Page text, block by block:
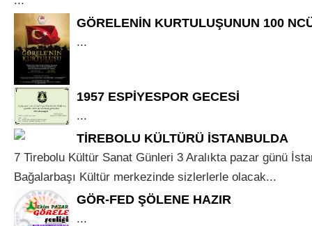
GÖRELENİN KURTULUŞUNUN 100
...
1957 ESPİYESPOR GECESİ
...
TİREBOLU KÜLTÜRÜ İSTANBULDA
7 Tirebolu Kültür Sanat Günleri 3 Aralıkta pazar günü
Bağalarbaşı Kültür merkezinde sizlerlerle olacak...
GÖR-FED ŞÖLENE HAZIR
...